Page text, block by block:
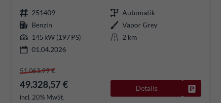
251409
Automatik
Benzin
Vapor Grey
145 kW (197 PS)
2 km
01.04.2026
51.063,99 €
49.328,57 €
incl. 20% MwSt.
Details